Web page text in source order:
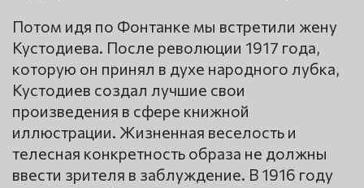
Потом идя по Фонтанке мы встретили жену
Кустодиева. После революции 1917 года,
которую он принял в духе народного лубка,
Кустодиев создал лучшие свои
произведения в сфере книжной
иллюстрации. Жизненная веселость и
телесная конкретность образа не должны
ввести зрителя в заблуждение. В 1916 году